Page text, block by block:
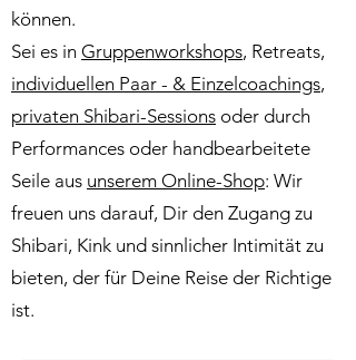
können.
Sei es in Gruppenworkshops, Retreats,
individuellen Paar - & Einzelcoachings,
privaten Shibari-Sessions oder durch
Performances oder handbearbeitete
Seile aus unserem Online-Shop: Wir
freuen uns darauf, Dir den Zugang zu
Shibari, Kink und sinnlicher Intimität zu
bieten, der für Deine Reise der Richtige
ist.